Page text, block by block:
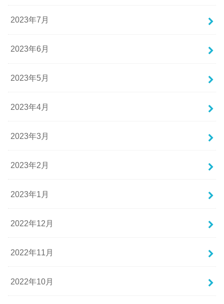
2023年7月
2023年6月
2023年5月
2023年4月
2023年3月
2023年2月
2023年1月
2022年12月
2022年11月
2022年10月